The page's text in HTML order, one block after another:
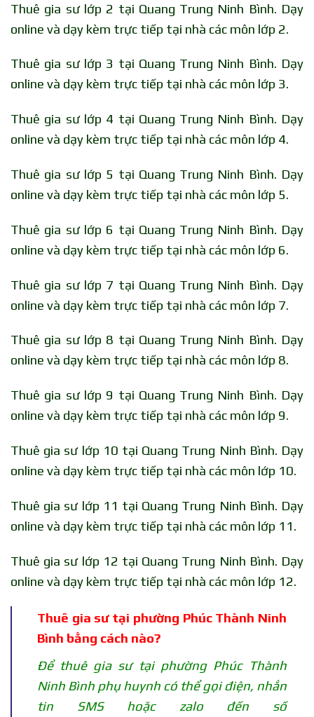
Thuê gia sư lớp 2 tại Quang Trung Ninh Bình. Dạy
online và dạy kèm trực tiếp tại nhà các môn lớp 2.
Thuê gia sư lớp 3 tại Quang Trung Ninh Bình. Dạy
online và dạy kèm trực tiếp tại nhà các môn lớp 3.
Thuê gia sư lớp 4 tại Quang Trung Ninh Bình. Dạy
online và dạy kèm trực tiếp tại nhà các môn lớp 4.
Thuê gia sư lớp 5 tại Quang Trung Ninh Bình. Dạy
online và dạy kèm trực tiếp tại nhà các môn lớp 5.
Thuê gia sư lớp 6 tại Quang Trung Ninh Bình. Dạy
online và dạy kèm trực tiếp tại nhà các môn lớp 6.
Thuê gia sư lớp 7 tại Quang Trung Ninh Bình. Dạy
online và dạy kèm trực tiếp tại nhà các môn lớp 7.
Thuê gia sư lớp 8 tại Quang Trung Ninh Bình. Dạy
online và dạy kèm trực tiếp tại nhà các môn lớp 8.
Thuê gia sư lớp 9 tại Quang Trung Ninh Bình. Dạy
online và dạy kèm trực tiếp tại nhà các môn lớp 9.
Thuê gia sư lớp 10 tại Quang Trung Ninh Bình. Dạy
online và dạy kèm trực tiếp tại nhà các môn lớp 10.
Thuê gia sư lớp 11 tại Quang Trung Ninh Bình. Dạy
online và dạy kèm trực tiếp tại nhà các môn lớp 11.
Thuê gia sư lớp 12 tại Quang Trung Ninh Bình. Dạy
online và dạy kèm trực tiếp tại nhà các môn lớp 12.
Thuê gia sư tại phường Phúc Thành Ninh
Bình bằng cách nào?
Để thuê gia sư tại phường Phúc Thành
Ninh Bình phụ huynh có thể gọi điện, nhắn
tin SMS hoặc zalo đến số